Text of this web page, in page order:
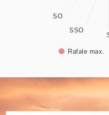
Rafale max.
SSO
SO